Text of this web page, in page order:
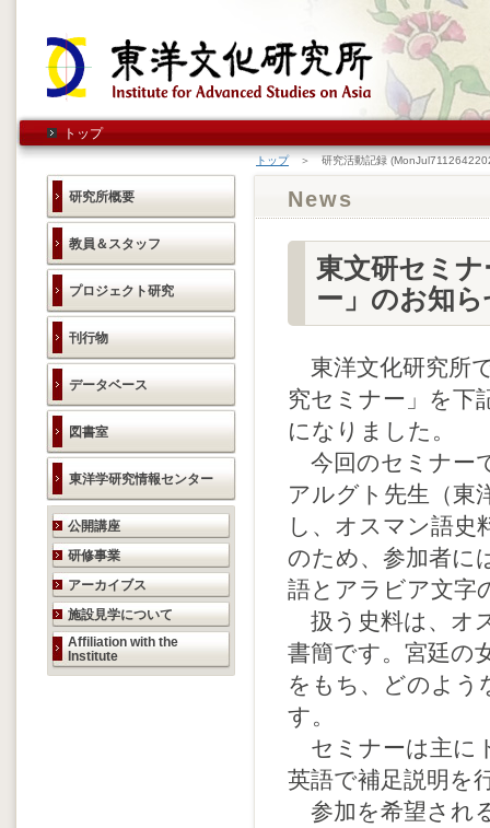
トップ
研究所概要
教員＆スタッフ
プロジェクト研究
刊行物
データベース
図書室
東洋学研究情報センター
研究活動のご案内
公開講座
研修事業
アーカイブス
施設見学について
Affiliation with the
Institute
トップ＞ 研究活動記録
News
東文研セミ
ー」のお知ら
東洋文化研究所
究セミナー」を下
になりました。
今回のセミナー
アルグト先生（東
し、オスマン語史
のため、参加者に
語とアラビア文字
扱う史料は、オ
書簡です。宮廷の
をもち、どのよう
す。
セミナーは主に
英語で補足説明を
参加を希望され